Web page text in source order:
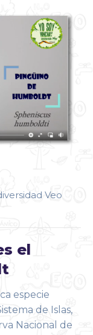
Veo
el
especie
de Islas,
Nacional de